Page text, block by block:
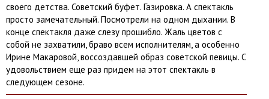
своего детства. Советский буфет. Газировка. А спектакль
просто замечательный. Посмотрели на одном дыхании. В
конце спектакля даже слезу прошибло. Жаль цветов с
собой не захватили, браво всем исполнителям, а особенно
Ирине Макаровой, воссоздавшей образ советской певицы. С
удовольствием еще раз придем на этот спектакль в
следующем сезоне.